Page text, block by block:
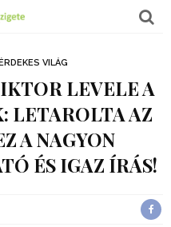
VILÁG
LEVELE A
LETAROLTA AZ
A NAGYON
ÉS IGAZ ÍRÁS!